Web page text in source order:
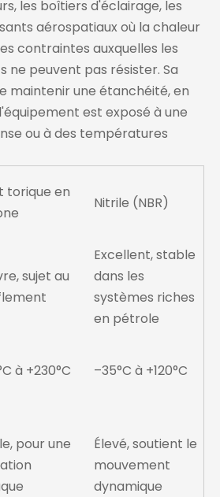
les boîtiers d'éclairage, les
aérospatiaux où la chaleur
contraintes auxquelles les
ne peuvent pas résister. Sa
maintenir une étanchéité, en
est exposé à une
ou à des températures
torique en
Nitrile (NBR)
sujet au
Excellent, stable
dans les
systèmes riches
en pétrole
à +230°C –35°C à +120°C
pour une
Élevé, soutient le
mouvement
dynamique